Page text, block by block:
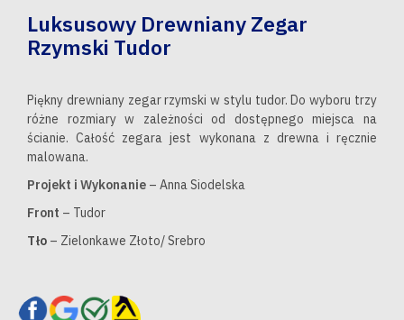
Luksusowy Drewniany Zegar
Rzymski Tudor
Piękny drewniany zegar rzymski w stylu tudor. Do wyboru trzy
różne rozmiary w zależności od dostępnego miejsca na
ścianie. Całość zegara jest wykonana z drewna i ręcznie
malowana.
Projekt i Wykonanie – Anna Siodelska
Front – Tudor
Tło – Zielonkawe Złoto/ Srebro